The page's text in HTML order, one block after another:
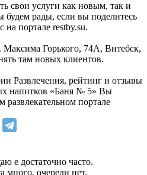
свои услуги как новым, так и
рады, если вы поделитесь
на портале restby.su.
Горького, 74А, Витебск,
там новых клиентов.
Развлечения, рейтинг и отзывы
напитков «Баня № 5» Вы
портале
е достаточно часто.
много, очереди нет.